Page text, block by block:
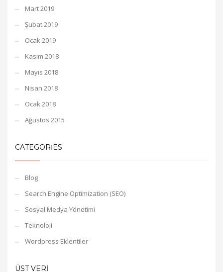
Mart 2019
Şubat 2019
Ocak 2019
Kasım 2018
Mayıs 2018
Nisan 2018
Ocak 2018
Ağustos 2015
CATEGORIES
Blog
Search Engine Optimization (SEO)
Sosyal Medya Yönetimi
Teknoloji
Wordpress Eklentiler
ÜST VERI